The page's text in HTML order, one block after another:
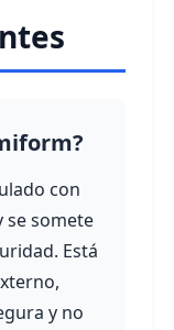
con
se somete
Está
y no